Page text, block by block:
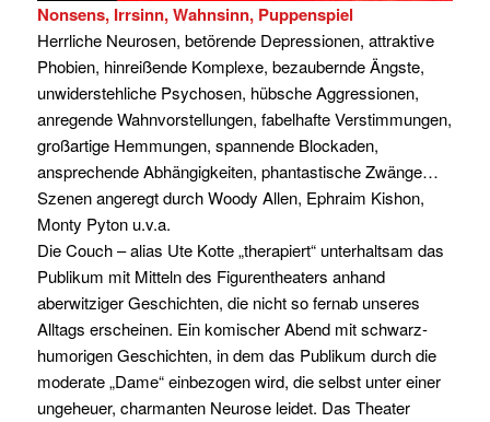
Nonsens, Irrsinn, Wahnsinn, Puppenspiel
Herrliche Neurosen, betörende Depressionen, attraktive
Phobien, hinreißende Komplexe, bezaubernde Ängste,
unwiderstehliche Psychosen, hübsche Aggressionen,
anregende Wahnvorstellungen, fabelhafte Verstimmungen,
großartige Hemmungen, spannende Blockaden,
ansprechende Abhängigkeiten, phantastische Zwänge…
Szenen angeregt durch Woody Allen, Ephraim Kishon,
Monty Pyton u.v.a.
Die Couch – alias Ute Kotte „therapiert“ unterhaltsam das
Publikum mit Mitteln des Figurentheaters anhand
aberwitziger Geschichten, die nicht so fernab unseres
Alltags erscheinen. Ein komischer Abend mit schwarz-
humorigen Geschichten, in dem das Publikum durch die
moderate „Dame“ einbezogen wird, die selbst unter einer
ungeheuer, charmanten Neurose leidet. Das Theater